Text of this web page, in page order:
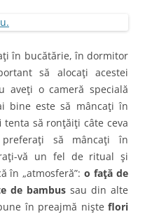
în bucătărie, în dormitor
să alocaţi acestei
aveţi o cameră specială
bine este să mâncaţi în
să ronţăiţi câte ceva
să mâncaţi în
vă un fel de ritual şi
în „atmosferă”:o faţă de
de bambus sau din alte
în preajmă nişte flori